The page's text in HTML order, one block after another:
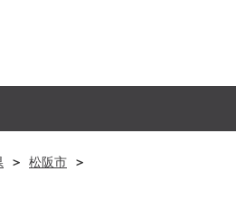
松阪市